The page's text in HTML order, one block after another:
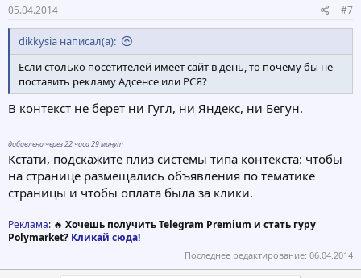
05.04.2014 #7
dikkysia написал(а):
Если столько посетителей имеет сайт в день, то почему бы не
поставить рекламу Адсенсе или РСЯ?
В контекст не берет ни Гугл, ни Яндекс, ни Бегун.
добавлено через 22 часа 29 минут
Кстати, подскажите плиз системы типа контекста: чтобы
на странице размещались объявления по тематике
страницы и чтобы оплата была за клики.
Реклама: 🔥 Хочешь получить Telegram Premium и стать гуру
Polymarket? Кликай сюда!
Последнее редактирование: 06.04.2014